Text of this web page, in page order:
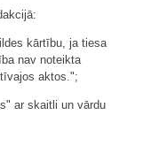
kārtību, ja tiesa
nav noteikta
aktos.";
ar skaitli un vārdu